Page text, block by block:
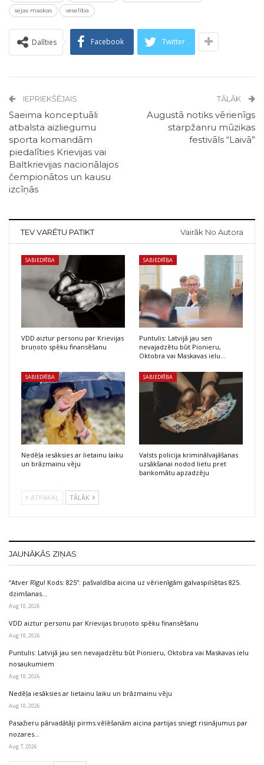
sejas maskas
veselība
Dalīties Facebook Twitter
IEPRIEKŠĒJAIS
Saeima konceptuāli
atbalsta aizliegumu
sporta komandām
piedalīties Krievijas vai
Baltkrievijas nacionālajos
čempionātos un kausu
izcīņās
TĀLĀK
Augustā notiks vērienīgs
starpžanru mūzikas
festivāls “Laivā”
TEV VARĒTU PATIKT Vairāk No Autora
SABIEDRĪBA
VDD aiztur personu par Krievijas
bruņoto spēku finansēšanu
SABIEDRĪBA
Puntulis: Latvijā jau sen
nevajadzētu būt Pionieru,
Oktobra vai Maskavas ielu…
SABIEDRĪBA
Nedēļa iesāksies ar lietainu laiku
un brāzmainu vēju
SABIEDRĪBA
Valsts policija kriminālvajāšanas
uzsākšanai nodod lietu pret
bankomātu apzadzēju
ATPAKAĻ TĀLĀK
JAUNĀKĀS ZIŅAS
“Atver Rīgu! Kods: 825”: pašvaldība aicina uz vērienīgām galvaspilsētas 825.
dzimšanas…
Aug 10, 2026
VDD aiztur personu par Krievijas bruņoto spēku finansēšanu
Aug 10, 2026
Puntulis: Latvijā jau sen nevajadzētu būt Pionieru, Oktobra vai Maskavas ielu
nosaukumiem
Aug 10, 2026
Nedēļa iesāksies ar lietainu laiku un brāzmainu vēju
Aug 10, 2026
Pasažieru pārvadātāji pirms vēlēšanām aicina partijas sniegt risinājumus par
nozares…
Aug 7, 2026